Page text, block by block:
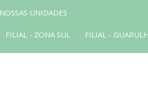
NOSSAS UNIDADES
FILIAL - ZONA SUL FILIAL -